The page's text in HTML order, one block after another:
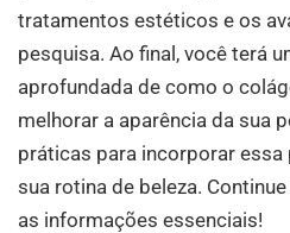
tratamentos estéticos e os
pesquisa. Ao final, você terá
aprofundada de como o
melhorar a aparência da sua
práticas para incorporar
sua rotina de beleza.
as informações essenciais!